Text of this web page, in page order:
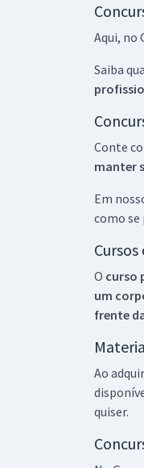
Aqui, no
Saiba
Conte
manter
Em
como se
O curso
um
frente
Ao
quiser.